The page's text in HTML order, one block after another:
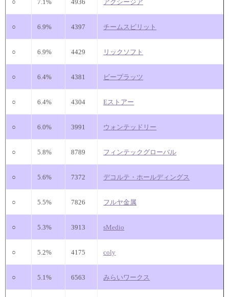
○ 7.1% 4936 アクシージア
○ 6.9% 4397 チームスピリット
○ 6.9% 4429 リックソフト
○ 6.4% 4381 ビープラッツ
○ 6.4% 4304 Eストアー
○ 6.0% 3991 ウォンテッドリー
○ 5.8% 8789 フィンテックグローバル
○ 5.6% 7372 デコルテ・ホールディングス
○ 5.5% 7826 フルヤ金属
○ 5.3% 3913 sMedio
○ 5.2% 4175 coly
○ 5.1% 6563 みらいワークス